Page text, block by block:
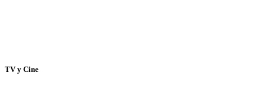
TV y Cine